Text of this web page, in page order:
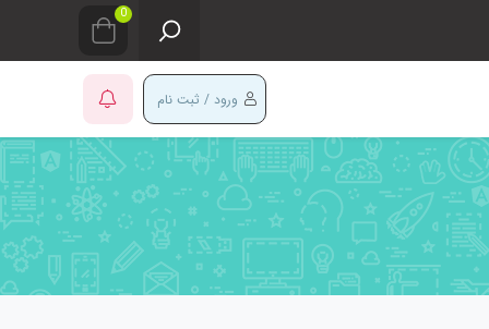
0
ورود / ثبت نام